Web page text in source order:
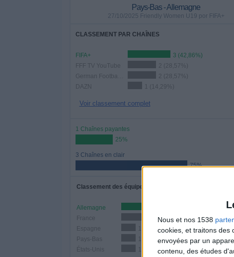
Nous et nos 1538
cookies, et traitons des
envoyées par un
contenu, des études
Pays-Bas - Allemagne
27/10/2025 Friendly Women U19 por FIFA+
CLASSEMENT PAR CHAÎNES
FIFA+
3 (42,86%)
FFF TV YouTube
2 (28,57%)
2 (28,57%)
DAZN
1 (14,29%)
Voir classement complet
1 Chaînes payantes
25%
3 Chaînes en clair
75%
Classement des équipes par nombre de matchs
Allemagne
France
3 (42,86%)
Espagne
1 (14,29%)
Pays-Bas
1 (14,29%)
États-Unis
1 (14,29%)